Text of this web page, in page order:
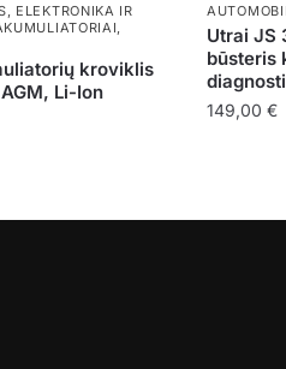
ELEKTRONIKA IR
kroviklis
Li-Ion
Utrai JS
būsteris
149,00 €